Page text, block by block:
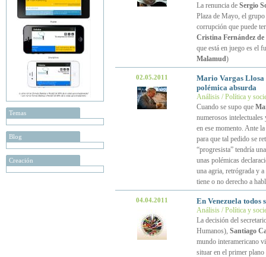
Temas
Blog
Creación
La renuncia de Sergio
Plaza de Mayo, el
corrupción que puede
Cristina Fernández
que está en juego es el
Malamud)
02.05.2011
Mario Vargas Llosa
polémica absurda
Análisis / Política y
Cuando se supo que
numerosos
en ese momento. Ante
para que tal pedido se
“progresista” tendría
unas polémicas
una agria, retrógrada y
tiene o no derecho a
04.04.2011 En Venezuela todos
Análisis / Política y
La decisión del
Humanos), Santiago
mundo interamericano
situar en el primer